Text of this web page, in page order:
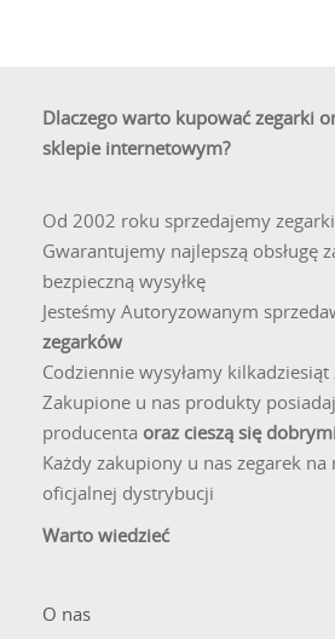
Dlaczego warto kupować zegarki
sklepie internetowym?
Od 2002 roku sprzedajemy
Gwarantujemy najlepszą obsługę
bezpieczną wysyłkę
Jesteśmy Autoryzowanym
zegarków
Codziennie wysyłamy
Zakupione u nas produkty
producenta oraz cieszą się
Każdy zakupiony u nas zegarek
oficjalnej dystrybucji
Warto wiedzieć
O nas